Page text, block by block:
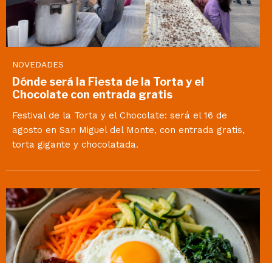
NOVEDADES
Dónde será la Fiesta de la Torta y el
Chocolate con entrada gratis
Festival de la Torta y el Chocolate: será el 16 de
agosto en San Miguel del Monte, con entrada gratis,
torta gigante y chocolatada.